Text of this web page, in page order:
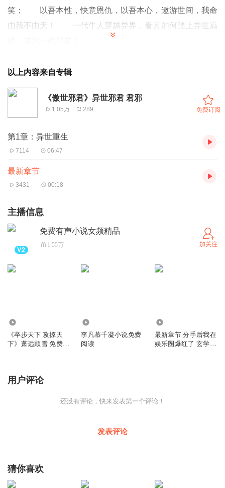
笑； 以吾本性，快意恩仇，以吾本心，遨游世间，我命
由我不由天！ 一代牛人穿越异界，看其如何踏上异世巅
【收听须知】
2、由于音频节目更新的比较慢，如想快速阅读
小说文字版
的全部章节，请在微信中搜索公众号
，关注
版全集。
第一章 异世重生
“哈哈哈，老子命就是大！”
他还活着！君邪不由的笑出声来。
世界上当之无愧的终极杀手，唯一从未失手过的巅峰强
以上内容来自专辑
《傲世邪君》异世邪君 君邪
1.05万 289 免费订阅
第1章：异世重生
7114 06:47
最新章节
3431 00:18
主播信息
免费有声小说女频精品
1.55万 加关注
《卒步天下 攻掠天
下》萧远顾雪 免费有
李凡慕千凝小说免费
阅读
最新章节|分手后我在
娱乐圈爆红了 玄学大
用户评论
还没有评论，快来发表第一个评论！
发表评论
猜你喜欢